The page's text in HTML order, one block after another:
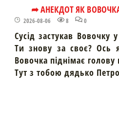
➦ АНЕКДОТ ЯК
2026-08-06 8 0
Сусід застукав Вовочку
Ти знову за своє? Ось
Вовочка піднімає
Тут з тобою дядько